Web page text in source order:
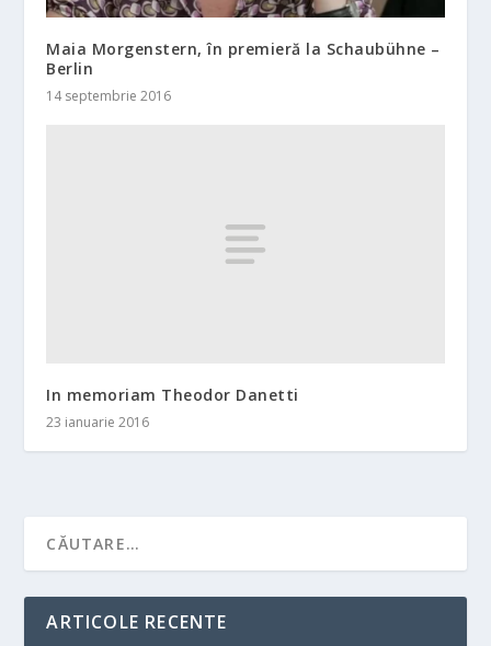
Maia Morgenstern, în premieră la Schaubühne –
Berlin
14 septembrie 2016
In memoriam Theodor Danetti
23 ianuarie 2016
ARTICOLE RECENTE